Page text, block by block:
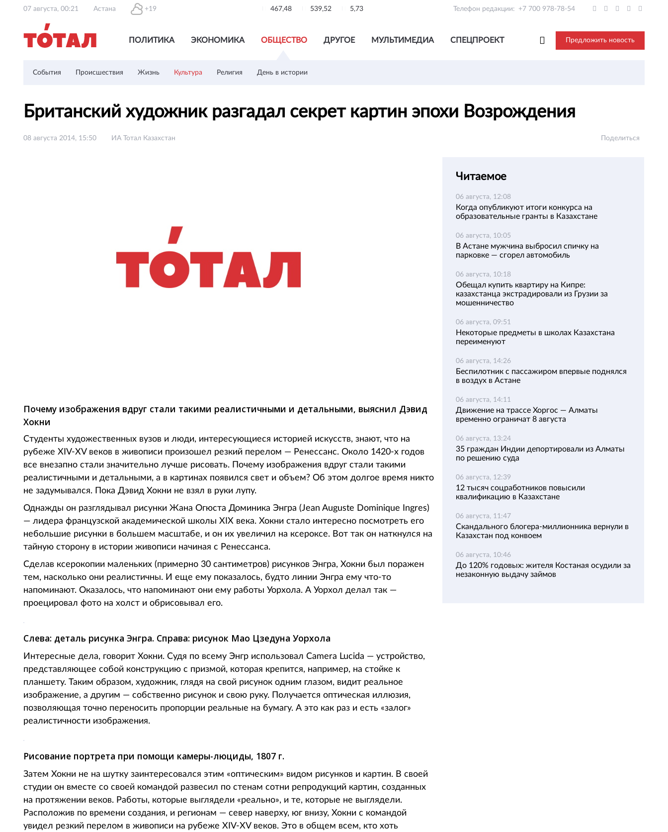
07 августа, 00:21 Астана +19 467,48 539,52 5,73 Телефон редакции: +7 700 978-78-54
ПОЛИТИКА ЭКОНОМИКА ОБЩЕСТВО ДРУГОЕ МУЛЬТИМЕДИА СПЕЦПРОЕКТ Предложить новость
События Происшествия Жизнь Культура Религия День в истории
Британский художник разгадал секрет картин эпохи Возрождения
08 августа 2014, 15:50 ИА Тотал Казахстан Поделиться
Почему изображения вдруг стали такими реалистичными и детальными, выяснил Дэвид
Хокни
Студенты художественных вузов и люди, интересующиеся историей искусств, знают, что на
рубеже XIV-XV веков в живописи произошел резкий перелом — Ренессанс. Около 1420-х годов
все внезапно стали значительно лучше рисовать. Почему изображения вдруг стали такими
реалистичными и детальными, а в картинах появился свет и объем? Об этом долгое время никто
не задумывался. Пока Дэвид Хокни не взял в руки лупу.
Однажды он разглядывал рисунки Жана Огюста Доминика Энгра (Jean Auguste Dominique Ingres)
— лидера французской академической школы XIX века. Хокни стало интересно посмотреть его
небольшие рисунки в большем масштабе, и он их увеличил на ксероксе. Вот так он наткнулся на
тайную сторону в истории живописи начиная с Ренессанса.
Сделав ксерокопии маленьких (примерно 30 сантиметров) рисунков Энгра, Хокни был поражен
тем, насколько они реалистичны. И еще ему показалось, будто линии Энгра ему что-то
напоминают. Оказалось, что напоминают они ему работы Уорхола. А Уорхол делал так —
проецировал фото на холст и обрисовывал его.
Слева: деталь рисунка Энгра. Справа: рисунок Мао Цзедуна Уорхола
Интересные дела, говорит Хокни. Судя по всему Энгр использовал Camera Lucida — устройство,
представляющее собой конструкцию с призмой, которая крепится, например, на стойке к
планшету. Таким образом, художник, глядя на свой рисунок одним глазом, видит реальное
изображение, а другим — собственно рисунок и свою руку. Получается оптическая иллюзия,
позволяющая точно переносить пропорции реальные на бумагу. А это как раз и есть «залог»
реалистичности изображения.
Рисование портрета при помощи камеры-люциды, 1807 г.
Затем Хокни не на шутку заинтересовался этим «оптическим» видом рисунков и картин. В своей
студии он вместе со своей командой развесил по стенам сотни репродукций картин, созданных
на протяжении веков. Работы, которые выглядели «реально», и те, которые не выглядели.
Расположив по времени создания, и регионам — север наверху, юг внизу, Хокни с командой
увидел резкий перелом в живописи на рубеже XIV-XV веков. Это в общем всем, кто хоть
Читаемое
06 августа, 12:08
Когда опубликуют итоги конкурса на
образовательные гранты в Казахстане
06 августа, 10:05
В Астане мужчина выбросил спичку на
парковке — сгорел автомобиль
06 августа, 10:18
Обещал купить квартиру на Кипре:
казахстанца экстрадировали из Грузии за
мошенничество
06 августа, 09:51
Некоторые предметы в школах Казахстана
переименуют
06 августа, 14:26
Беспилотник с пассажиром впервые поднялся
в воздух в Астане
06 августа, 14:11
Движение на трассе Хоргос — Алматы
временно ограничат 8 августа
06 августа, 13:24
35 граждан Индии депортировали из Алматы
по решению суда
06 августа, 12:39
12 тысяч соцработников повысили
квалификацию в Казахстане
06 августа, 11:47
Скандального блогера-миллионника вернули в
Казахстан под конвоем
06 августа, 10:46
До 120% годовых: жителя Костаная осудили за
незаконную выдачу займов